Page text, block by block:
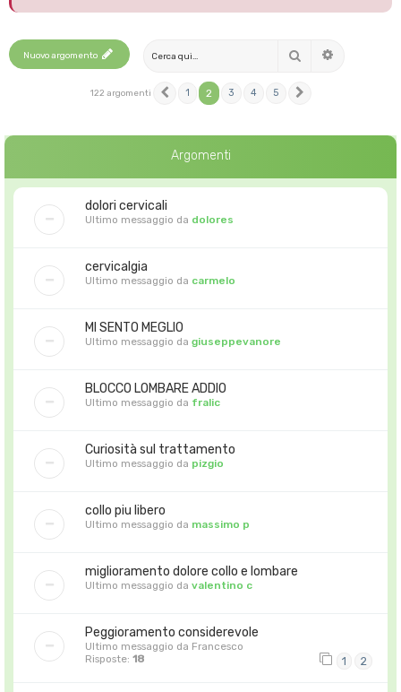
Nuovo argomento Cerca
122 argomenti Precedente
1 2 3 4 5
Argomenti
dolori cervicali
Ultimo messaggio da dolores
cervicalgia
Ultimo messaggio da carmelo
MI SENTO MEGLIO
Ultimo messaggio da giuseppevanore
BLOCCO LOMBARE ADDIO
Ultimo messaggio da fralic
Curiosità sul trattamento
Ultimo messaggio da pizgio
collo piu libero
Ultimo messaggio da massimo p
miglioramento dolore collo e lombare
Ultimo messaggio da valentino c
Peggioramento considerevole
Ultimo messaggio da Francesco
Risposte: 18 1 2